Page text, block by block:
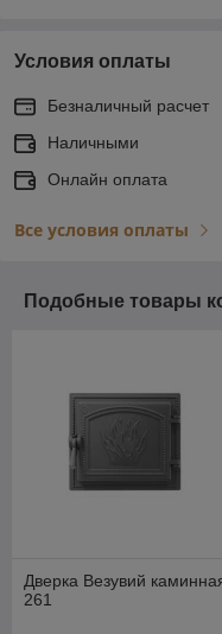
Условия оплаты
Безналичный расчет
Наличными
Онлайн оплата
Все условия оплаты
Подобные товары
Дверка Везувий
261